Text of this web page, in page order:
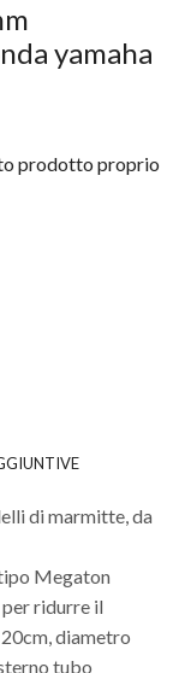
yamaha
prodotto proprio
di marmitte, da
Megaton
ridurre il
diametro
tubo